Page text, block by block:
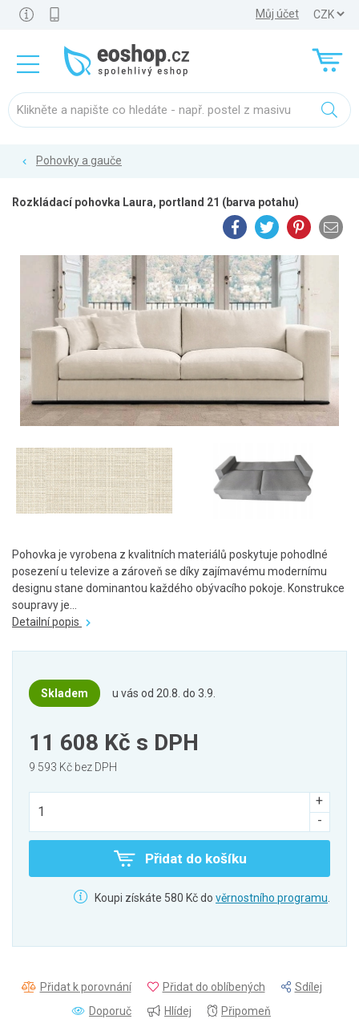
Můj účet
Pohovky a gauče
Rozkládací pohovka Laura, portland 21 (barva potahu)
Pohovka je vyrobena z kvalitních materiálů poskytuje pohodlné
posezení u televize a zároveň se díky zajímavému modernímu
designu stane dominantou každého obývacího pokoje. Konstrukce
soupravy je...
Detailní popis
Skladem u vás od 20.8. do 3.9.
11 608 Kč s DPH
9 593 Kč bez DPH
Přidat do košíku
Koupi získáte 580 Kč do věrnostního programu.
Přidat k porovnání Přidat do oblíbených
Sdílej
Doporuč
Hlídej Připomeň